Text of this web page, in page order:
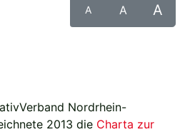
A A A
Nordrhein-
2013 die Charta zur